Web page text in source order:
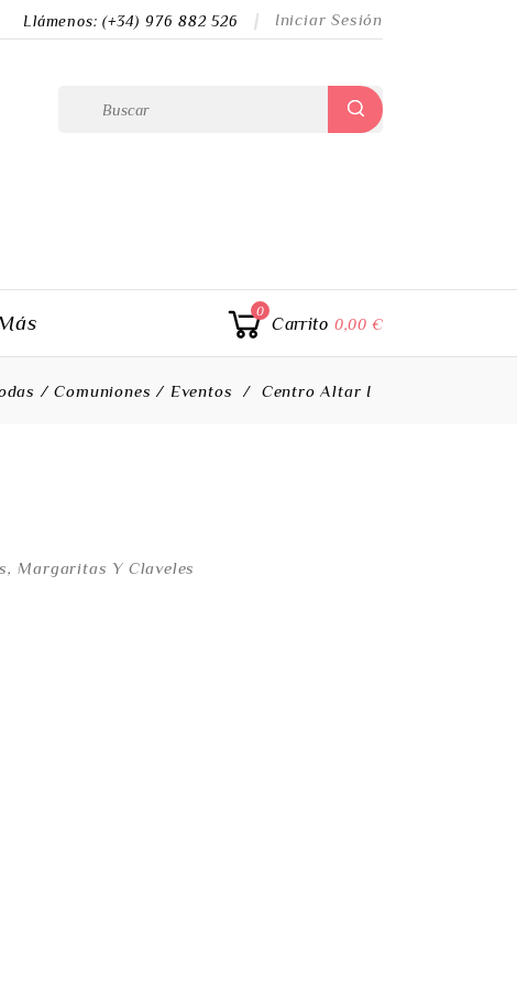
Iniciar Sesión
Llámenos:(+34) 976 882 526
0
Carrito 0,00 €
/ Comuniones / Eventos Centro Altar I
Margaritas Y Claveles